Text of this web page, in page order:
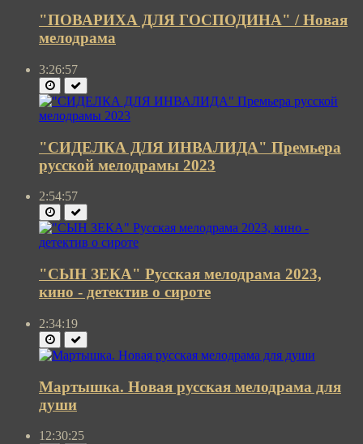
"ПОВАРИХА ДЛЯ ГОСПОДИНА" / Новая
мелодрама
3:26:57
"СИДЕЛКА ДЛЯ ИНВАЛИДА" Премьера
русской мелодрамы 2023
2:54:57
"СЫН ЗЕКА" Русская мелодрама 2023,
кино - детектив о сироте
2:34:19
Мартышка. Новая русская мелодрама для
души
12:30:25